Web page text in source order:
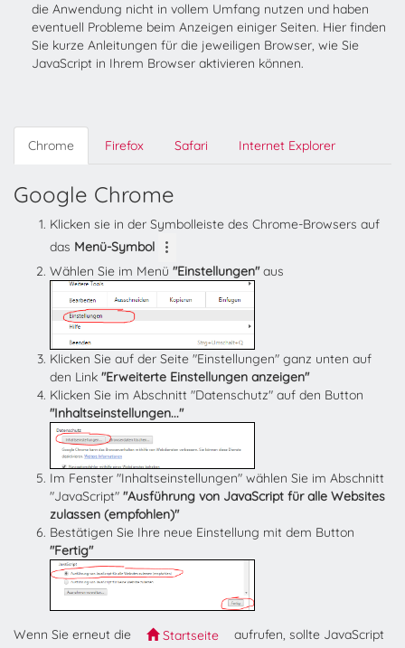
die Anwendung nicht in vollem Umfang nutzen und haben
eventuell Probleme beim Anzeigen einiger Seiten. Hier finden
Sie kurze Anleitungen für die jeweiligen Browser, wie Sie
JavaScript in Ihrem Browser aktivieren können.
Chrome Firefox Safari Internet Explorer
Google Chrome
Klicken sie in der Symbolleiste des Chrome-Browsers auf
das Menü-Symbol
Wählen Sie im Menü "Einstellungen"aus
Klicken Sie auf der Seite "Einstellungen" ganz unten auf
den Link "Erweiterte Einstellungen anzeigen"
Klicken Sie im Abschnitt "Datenschutz" auf den Button
"Inhaltseinstellungen..."
Im Fenster "Inhaltseinstellungen" wählen Sie im Abschnitt
"JavaScript" "Ausführung von JavaScript für alle Websites
zulassen (empfohlen)"
Bestätigen Sie Ihre neue Einstellung mit dem Button
"Fertig"
Wenn Sie erneut die Startseite
aufrufen, sollte JavaScript